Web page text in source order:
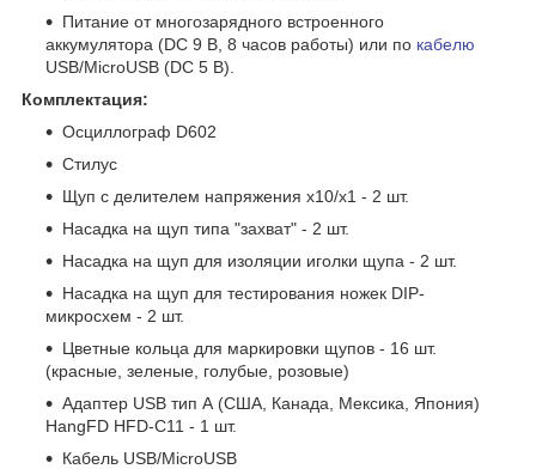
Питание от многозарядного встроенного
аккумулятора (DC 9 В, 8 часов работы) или по кабелю
USB/MicroUSB (DC 5 В).
Комплектация:
Осциллограф D602
Стилус
Щуп с делителем напряжения x10/x1 - 2 шт.
Насадка на щуп типа "захват" - 2 шт.
Насадка на щуп для изоляции иголки щупа - 2 шт.
Насадка на щуп для тестирования ножек DIP-
микросхем - 2 шт.
Цветные кольца для маркировки щупов - 16 шт.
(красные, зеленые, голубые, розовые)
Адаптер USB тип А (США, Канада, Мексика, Япония)
HangFD HFD-C11 - 1 шт.
Кабель USB/MicroUSB